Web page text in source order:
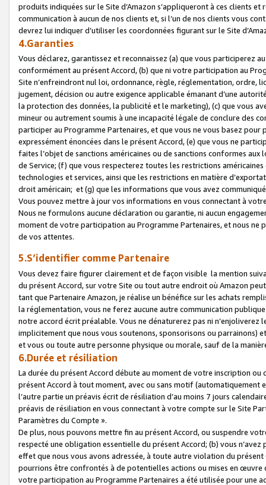
produits indiquées sur le Site d’Amazon s’appliqueront à ces clients
communication à aucun de nos clients et, si l’un de nos clients vous
devrez lui indiquer d’utiliser les coordonnées figurant sur le Site
4.Garanties
Vous déclarez, garantissez et reconnaissez (a) que vous participerez
conformément au présent Accord, (b) que ni votre participation au
Site n’enfreindront nul loi, ordonnance, règle, réglementation, ordre,
jugement, décision ou autre exigence applicable émanant d’une
la protection des données, la publicité et le marketing), (c) que vous
mineur ou autrement soumis à une incapacité légale de conclure des
participer au Programme Partenaires, et que vous ne vous basez
expressément énoncées dans le présent Accord, (e) que vous ne
faites l’objet de sanctions américaines ou de sanctions conformes
de Service; (f) que vous respecterez toutes les restrictions
technologies et services, ainsi que les restrictions en matière
droit américain; et (g) que les informations que vous avez
Vous pouvez mettre à jour vos informations en vous connectant à
Nous ne formulons aucune déclaration ou garantie, ni aucun
moment de votre participation au Programme Partenaires, et nous
de vos attentes.
5.S’identifier comme Partenaire
Vous devez faire figurer clairement et de façon visible la mention
du présent Accord, sur votre Site ou tout autre endroit où Amazon
tant que Partenaire Amazon, je réalise un bénéfice sur les achats
la réglementation, vous ne ferez aucune autre communication
notre accord écrit préalable. Vous ne dénaturerez pas ni
implicitement que nous vous soutenons, sponsorisons ou parrainons)
et vous ou toute autre personne physique ou morale, sauf de la
6.Durée et résiliation
La durée du présent Accord débute au moment de votre inscription
présent Accord à tout moment, avec ou sans motif (automatiquement
l’autre partie un préavis écrit de résiliation d’au moins 7 jours
préavis de résiliation en vous connectant à votre compte sur le Site
Paramètres du Compte ».
De plus, nous pouvons mettre fin au présent Accord, ou suspendre
respecté une obligation essentielle du présent Accord; (b) vous
effet que nous vous avons adressée, à toute autre violation du
pourrions être confrontés à de potentielles actions ou mises en
votre participation au Programme Partenaires a été utilisée pour une